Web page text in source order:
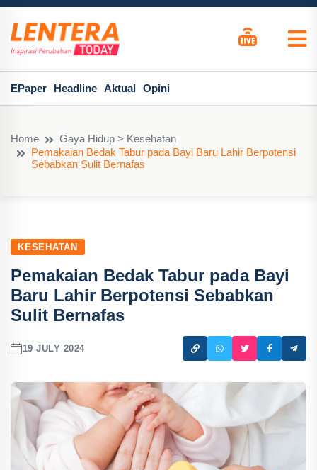
EPaper Headline Aktual Opini
Home
Gaya Hidup > Kesehatan
Pemakaian Bedak Tabur pada Bayi Baru Lahir Berpotensi
Sebabkan Sulit Bernafas
KESEHATAN
Pemakaian Bedak Tabur pada Bayi
Baru Lahir Berpotensi Sebabkan
Sulit Bernafas
19 JULY 2024